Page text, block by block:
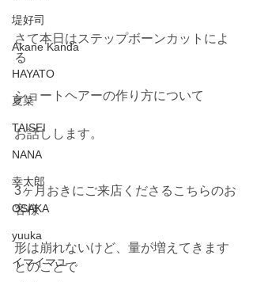
堤好司
Akane Kanda
HAYATO
夏菜
TAISEI
NANA
幸太郎
OSAKA
yuuka
イマイマユ
さて本日はステップボーンカットによ
る
ショートヘアーの作り方について
お話しします。
3ヶ月おきにご来店くださるこちらのお
客様
形は崩れないけど、量が増えてきます
とのことで